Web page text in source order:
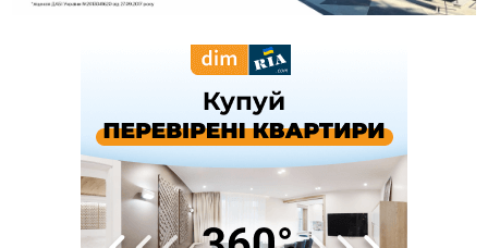
В урочищі біля Галича археологи відкопали давньоруську
У Франківську медики провели серію складних операцій
07 Серпня
ФОТО
У Богородчанах на "зебрі" водій Audi наїхав на
хлопчика з велосипедом
Загальна площа всіх книгарень України - трохи більше ніж 6
футбольних полів